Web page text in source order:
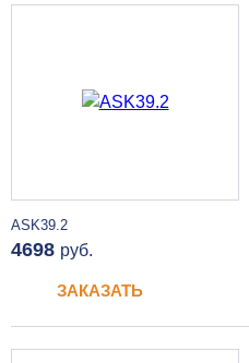
ASK39.2
4698 руб.
ЗАКАЗАТЬ